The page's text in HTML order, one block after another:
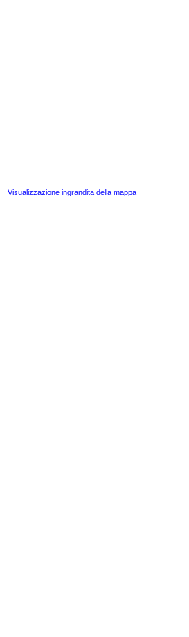
Visualizzazione ingrandita della mappa